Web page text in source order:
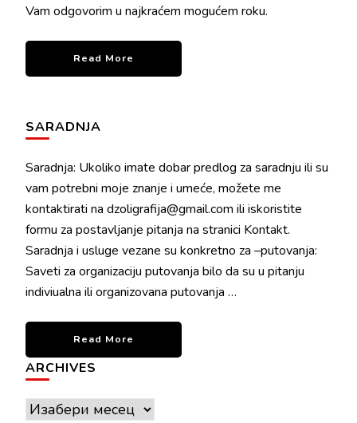
Vam odgovorim u najkraćem mogućem roku.
Read More
SARADNJA
Saradnja: Ukoliko imate dobar predlog za saradnju ili su
vam potrebni moje znanje i umeće, možete me
kontaktirati na dzoligrafija@gmail.com ili iskoristite
formu za postavljanje pitanja na stranici Kontakt.
Saradnja i usluge vezane su konkretno za –putovanja:
Saveti za organizaciju putovanja bilo da su u pitanju
indiviualna ili organizovana putovanja …
Read More
ARCHIVES
Archives